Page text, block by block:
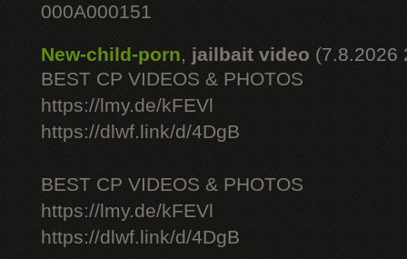
000A000151
New-child-porn, jailbait video (7.8.2026
BEST CP VIDEOS & PHOTOS
https://lmy.de/kFEVl
https://dlwf.link/d/4DgB
BEST CP VIDEOS & PHOTOS
https://lmy.de/kFEVl
https://dlwf.link/d/4DgB